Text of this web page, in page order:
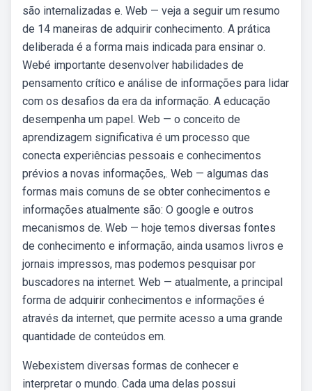
são internalizadas e. Web — veja a seguir um resumo
de 14 maneiras de adquirir conhecimento. A prática
deliberada é a forma mais indicada para ensinar o.
Webé importante desenvolver habilidades de
pensamento crítico e análise de informações para lidar
com os desafios da era da informação. A educação
desempenha um papel. Web — o conceito de
aprendizagem significativa é um processo que
conecta experiências pessoais e conhecimentos
prévios a novas informações,. Web — algumas das
formas mais comuns de se obter conhecimentos e
informações atualmente são: O google e outros
mecanismos de. Web — hoje temos diversas fontes
de conhecimento e informação, ainda usamos livros e
jornais impressos, mas podemos pesquisar por
buscadores na internet. Web — atualmente, a principal
forma de adquirir conhecimentos e informações é
através da internet, que permite acesso a uma grande
quantidade de conteúdos em.
Webexistem diversas formas de conhecer e
interpretar o mundo. Cada uma delas possui